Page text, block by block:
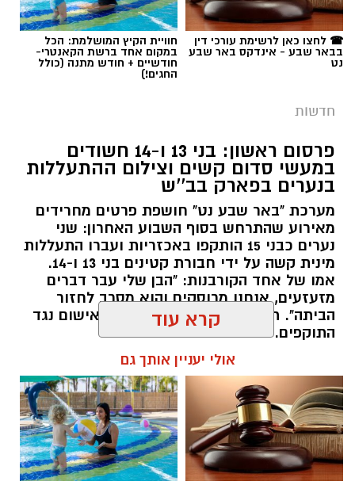
תגים:משטרה
קרדיט: משטרת ישראל
שוטרי המחוז הדרומי ולוחמי המשמר הלאומי של
מג"ב ממשיכים להנחית מכות על תשתיות
הפשיעה בנגב, עם שתי תפיסות משמעותיות
ביממות האחרונות. במסגרת פעילות סמויה
שנערכה על ידי כוחות מג"ב יחד עם שוטרי ימ"ר
דרום, אותר רכב חשוד בצומת בית קמה.
בחיפוש שנערך ברכב, בעזרתה של הכלבה
המשטרתית "איקרה", אותר שלל רב: במכסה
המנוע ובגב המושבים האחוריים הוסלקו לא פחות
☎ לחצו כאן לרשימת עורכי דין
בבאר שבע - אינדקס באר שבע
נט
חוויית הקיץ המושלמת: הכל
במקום אחד ברשת הקאנטרי-
חודשיים + חודש מתנה (כולל
החגים!)
חדשות
פרסום ראשון: בני 13 ו-14 חשודים
במעשי סדום קשים וצילום ההתעללות
בנערים בפארק בב''ש
מערכת "באר שבע נט" חושפת פרטים מחרידים
מאירוע שהתרחש בסוף השבוע האחרון: שני
נערים כבני 15 הותקפו באכזריות ועברו התעללות
מינית קשה על ידי חבורת קטינים בני 13 ו-14.
אמו של אחד הקורבנות: "הבן שלי עבר דברים
מזעזעים, אנחנו מרוסקים והוא מסרב לחזור
הביתה". תוך ימים ספורים: צפוי כתב אישום נגד
התוקפים.
קרא עוד
אולי יעניין אותך גם